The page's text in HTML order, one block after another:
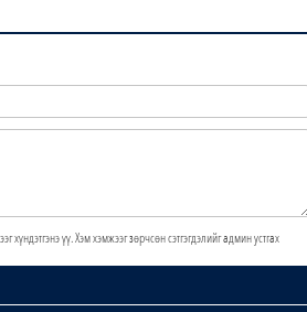
хүндэтгэнэ үү. Хэм хэмжээг зөрчсөн сэтгэгдэлийг админ устгах